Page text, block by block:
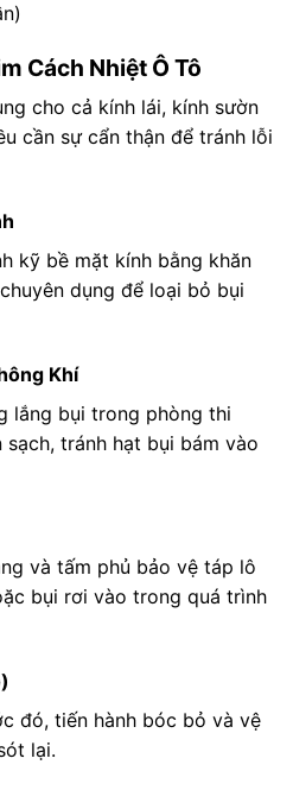
Cách Nhiệt Ô Tô
cho cả kính lái, kính sườn
cần sự cẩn thận để tránh lỗi
kỹ bề mặt kính bằng khăn
dụng để loại bỏ bụi
Khí
lắng bụi trong phòng thi
tránh hạt bụi bám vào
và tấm phủ bảo vệ táp lô
bụi rơi vào trong quá trình
đó, tiến hành bóc bỏ và vệ
lại.